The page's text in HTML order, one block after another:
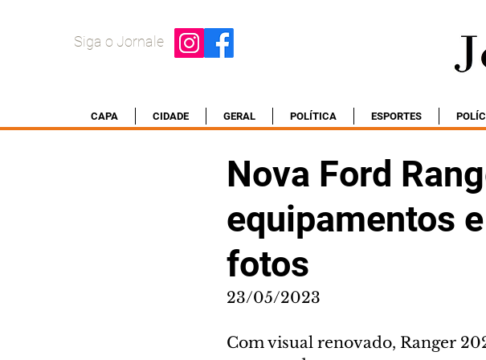
Siga o Jornale
CAPA CIDADE GERAL POLÍTICA ESPORTES
Nova Ford
equipamentos
fotos
23/05/2023
Com visual renovado, Ranger